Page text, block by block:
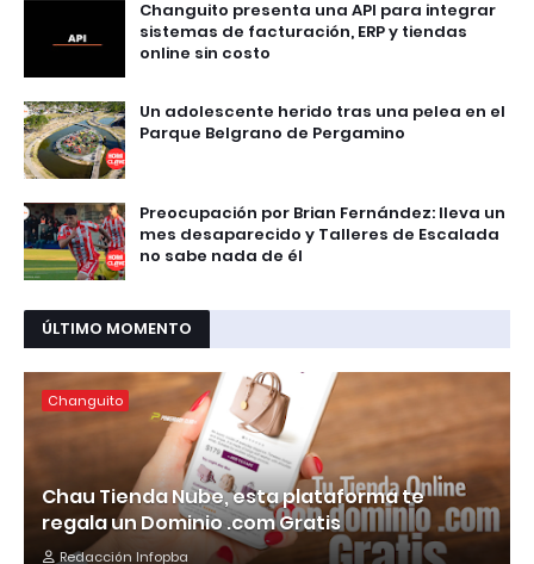
Changuito presenta una API para integrar
sistemas de facturación, ERP y tiendas
online sin costo
Un adolescente herido tras una pelea en el
Parque Belgrano de Pergamino
Preocupación por Brian Fernández: lleva un
mes desaparecido y Talleres de Escalada
no sabe nada de él
ÚLTIMO MOMENTO
Changuito
Chau Tienda Nube, esta plataforma te
regala un Dominio .com Gratis
Redacción Infopba